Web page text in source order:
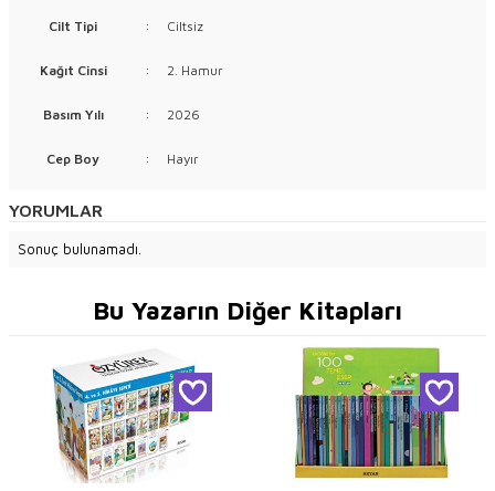
Cilt Tipi : Ciltsiz
Kağıt Cinsi : 2. Hamur
Basım Yılı : 2026
Cep Boy : Hayır
YORUMLAR
Sonuç bulunamadı.
Bu Yazarın Diğer Kitapları